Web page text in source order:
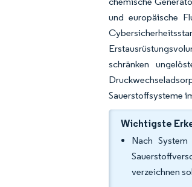
und europäische
schränken
Sauerstoffsysteme
Wichtigste
Nach
verzeichnen